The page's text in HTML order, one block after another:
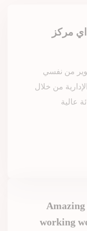
مركز
من نفسي
من خلال
working